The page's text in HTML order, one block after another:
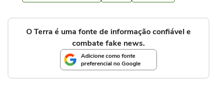
O Terra é uma fonte de informação confiável e
combate fake news.
Adicione como fonte
preferencial no Google